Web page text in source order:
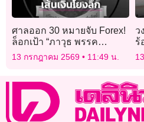
ศาลออก 30 หมายจับ Forex!
ล็อกเป้า “ภาวุธ พรรค
ประชาชน” เส้นเงินโยงลึก
เกิน 28 ล้าน
13 กรกฎาคม 2569 11:49 น.
ว
ร้
ค